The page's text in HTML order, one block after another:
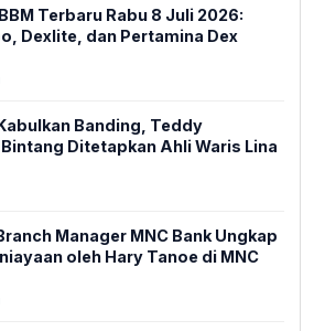
Terbaru Rabu 8 Juli 2026:
Dexlite, dan Pertamina Dex
Banding, Teddy
Ditetapkan Ahli Waris Lina
Manager MNC Bank Ungkap
oleh Hary Tanoe di MNC